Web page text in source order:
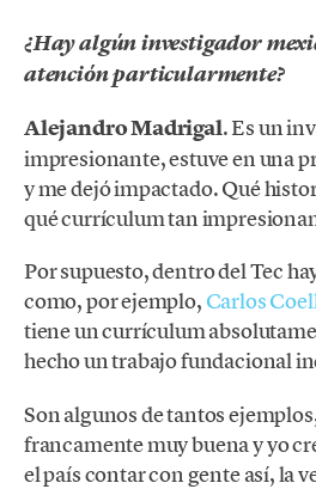
¿Hay algún investigador
atención particularmente?
Alejandro Madrigal. Es un
impresionante, estuve en una
y me dejó impactado. Qué
qué currículum tan
Por supuesto, dentro del Tec
como, por ejemplo, Carlos
tiene un currículum
hecho un trabajo fundacional
Son algunos de tantos
francamente muy buena y yo
el país contar con gente así, la